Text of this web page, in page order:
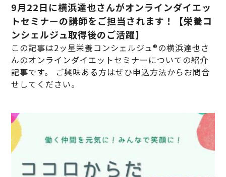
9月22日に横浜達也さんがオンラインダイエッ
トセミナーの講師をご担当されます！【栄養コ
ンシェルジュ取得後のご活躍】
この記事は2ッ星栄養コンシェルジュ®の横浜達也さ
んのオンラインダイエットセミナーについての紹介
記事です。 ご興味ある方はぜひ申込方法からお問合
せしてください。